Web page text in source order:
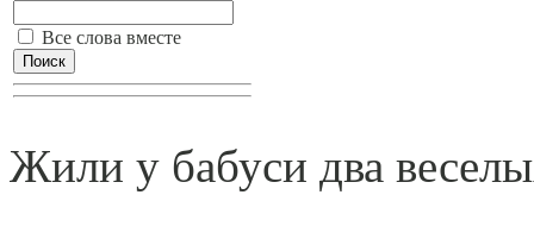
Все слова вместе
Жили у бабуси два